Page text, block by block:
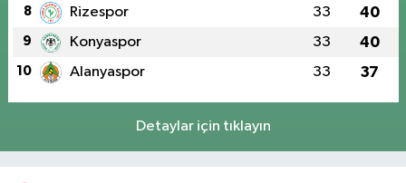
8 Rizespor 33 40
9 Konyaspor 33 40
10 Alanyaspor 33 37
Detaylar için tıklayın